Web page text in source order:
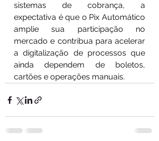
sistemas de cobrança, a
expectativa é que o Pix Automático
amplie sua participação no
mercado e contribua para acelerar
a digitalização de processos que
ainda dependem de boletos,
cartões e operações manuais.